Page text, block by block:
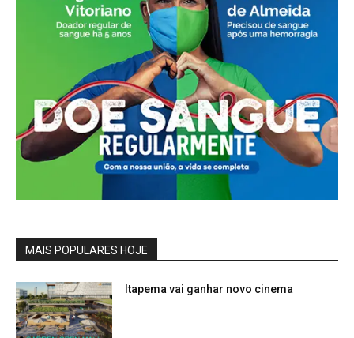
MAIS POPULARES HOJE
Itapema vai ganhar novo cinema